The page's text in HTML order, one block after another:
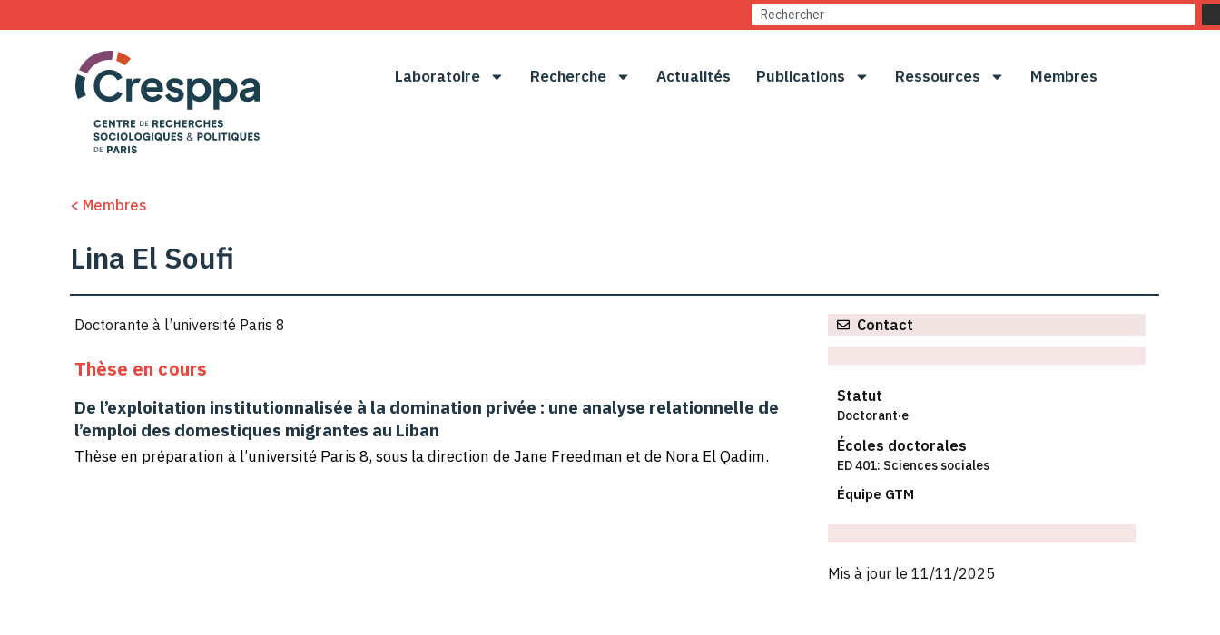
Laboratoire Recherche Actualités Publications Ressources Membres
< Membres
Lina El Soufi
Doctorante à l’université Paris 8
Thèse en cours
De l’exploitation institutionnalisée à la domination privée : une analyse relationnelle de
l’emploi des domestiques migrantes au Liban
Thèse en préparation à l’université Paris 8, sous la direction de Jane Freedman et de Nora El Qadim.
Contact
Statut
Doctorant·e
Écoles doctorales
ED 401: Sciences sociales
Équipe GTM
Mis à jour le 11/11/2025